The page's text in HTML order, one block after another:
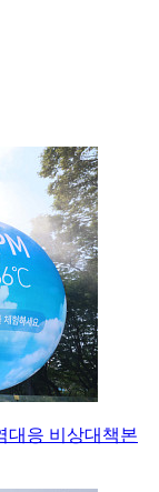
대응 비상대책본